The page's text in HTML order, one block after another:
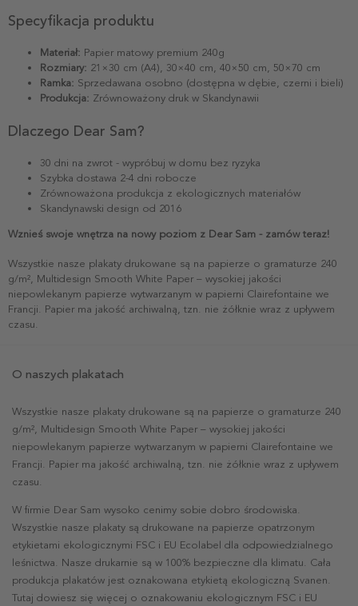
Specyfikacja produktu
Materiał: Papier matowy premium 240g
Rozmiary: 21×30 cm (A4), 30×40 cm, 40×50 cm, 50×70 cm
Ramka: Sprzedawana osobno (dostępna w dębie, czerni i bieli)
Produkcja: Zrównoważony druk w Skandynawii
Dlaczego Dear Sam?
30 dni na zwrot - wypróbuj w domu bez ryzyka
Szybka dostawa 2-4 dni robocze
Zrównoważona produkcja z ekologicznych materiałów
Skandynawski design od 2016
Wznieś swoje wnętrza na nowy poziom z Dear Sam - zamów teraz!
Wszystkie nasze plakaty drukowane są na papierze o gramaturze 240
g/m², Multidesign Smooth White Paper – wysokiej jakości
niepowlekanym papierze wytwarzanym w papierni Clairefontaine we
Francji. Papier ma jakość archiwalną, tzn. nie żółknie wraz z upływem
czasu.
O naszych plakatach
Wszystkie nasze plakaty drukowane są na papierze o gramaturze 240
g/m², Multidesign Smooth White Paper – wysokiej jakości
niepowlekanym papierze wytwarzanym w papierni Clairefontaine we
Francji. Papier ma jakość archiwalną, tzn. nie żółknie wraz z upływem
czasu.
W firmie Dear Sam wysoko cenimy sobie dobro środowiska.
Wszystkie nasze plakaty są drukowane na papierze opatrzonym
etykietami ekologicznymi FSC i EU Ecolabel dla odpowiedzialnego
leśnictwa. Nasze drukarnie są w 100% bezpieczne dla klimatu. Cała
produkcja plakatów jest oznakowana etykietą ekologiczną Svanen.
Tutaj dowiesz się więcej o oznakowaniu ekologicznym FSC i EU